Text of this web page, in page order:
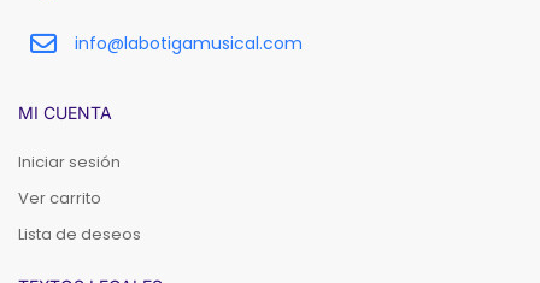
info@labotigamusical.com
MI CUENTA
Iniciar sesión
Ver carrito
Lista de deseos